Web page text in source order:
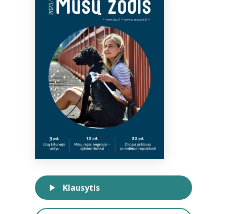
Naujienos
Klausytis